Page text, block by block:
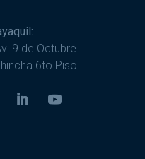
9 de Octubre.
6to Piso